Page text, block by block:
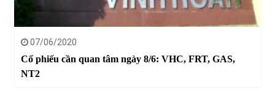
07/06/2020
Cổ phiếu cần quan tâm ngày 8/6: VHC, FRT, GAS,
NT2